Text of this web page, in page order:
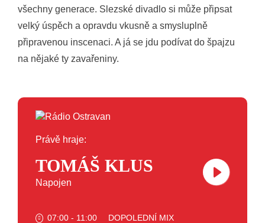
všechny generace. Slezské divadlo si může připsat
velký úspěch a opravdu vkusně a smysluplně
připravenou inscenaci. A já se jdu podívat do špajzu
na nějaké ty zavařeniny.
Právě hraje:
TOMÁŠ KLUS
Napojen
07:00 - 11:00 DOPOLEDNÍ MIX